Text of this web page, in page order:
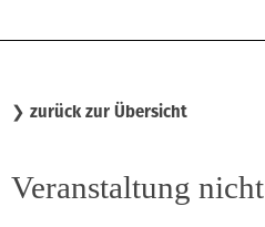
❯ zurück zur Übersicht
Veranstaltung